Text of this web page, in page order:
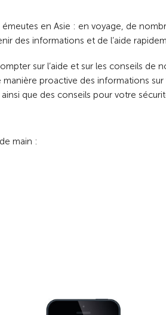
en Asie : en voyage, de
des informations et de l’aide
sur l’aide et sur les conseils de
proactive des informations
que des conseils pour votre
main :